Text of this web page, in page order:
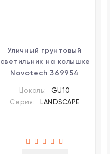
Уличный грунтовый
светильник на колышке
Novotech 369954
лампу 1xGU10 9W
Цоколь:
GU10
Серия:
LANDSCAPE